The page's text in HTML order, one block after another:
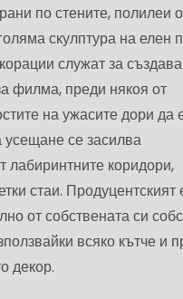
по стените, полилеи
скулптура на елен
служат за
филма, преди някоя от
на ужасите дори да
усещане се засилва
лабиринтните коридори,
стаи. Продуцентският
от собствената си
всяко кътче и
декор.